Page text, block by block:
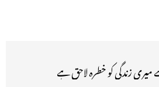
زندگی کو خطرہ لاحق ہے